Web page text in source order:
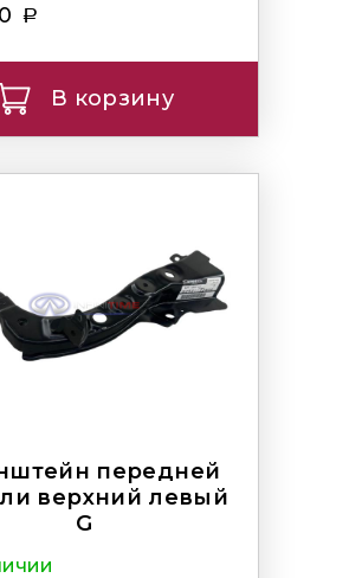
В корзину
передней
верхний левый
G